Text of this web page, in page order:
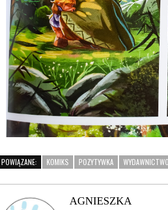
POWIĄZANE: KOMIKS POZYTYWKA
AGNIESZKA